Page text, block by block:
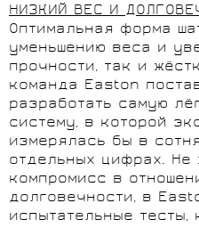
НИЗКИЙ ВЕС И
Оптимальная форма
уменьшению веса и
прочности, так и
команда Easton
разработать самую
систему, в которой
измерялась бы в
отдельных цифрах. Не
компромисс в
долговечности, в
испытательные